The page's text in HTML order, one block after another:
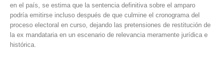
en el país, se estima que la sentencia definitiva sobre el amparo
podría emitirse incluso después de que culmine el cronograma del
proceso electoral en curso, dejando las pretensiones de restitución de
la ex mandataria en un escenario de relevancia meramente jurídica e
histórica.